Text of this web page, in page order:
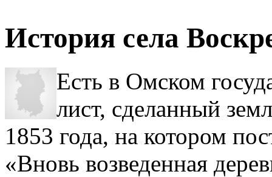
История села
Есть в Омском
лист, сделан­ный
1853 года, на котором
«Вновь возведенная